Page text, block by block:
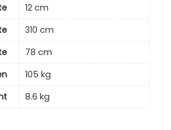
12 cm
310 cm
78 cm
105 kg
8.6 kg